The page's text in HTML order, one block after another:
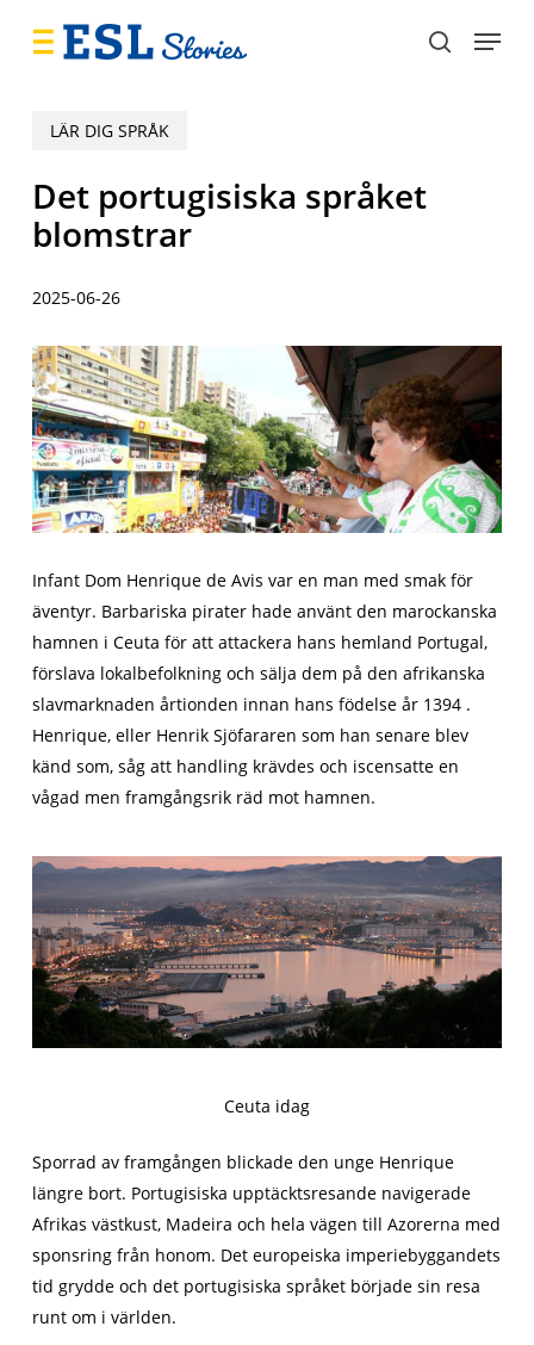
search
Menu
LÄR DIG SPRÅK
Det portugisiska språket
blomstrar
2025-06-26
Infant Dom Henrique de Avis var en man med smak för
äventyr. Barbariska pirater hade använt den marockanska
hamnen i Ceuta för att attackera hans hemland Portugal,
förslava lokalbefolkning och sälja dem på den afrikanska
slavmarknaden årtionden innan hans födelse år 1394 .
Henrique, eller Henrik Sjöfararen som han senare blev
känd som, såg att handling krävdes och iscensatte en
vågad men framgångsrik räd mot hamnen.
Ceuta idag
Sporrad av framgången blickade den unge Henrique
längre bort. Portugisiska upptäcktsresande navigerade
Afrikas västkust, Madeira och hela vägen till Azorerna med
sponsring från honom. Det europeiska imperiebyggandets
tid grydde och det portugisiska språket började sin resa
runt om i världen.